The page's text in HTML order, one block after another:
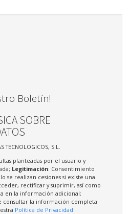
Boletín!
SOBRE
TECNOLOGICOS, S.L.
planteadas por el usuario y
Legitimación: Consentimiento
se realizan cesiones si existe una
rectificar y suprimir, así como
en la información adicional;
consultar la información completa
Política de Privacidad